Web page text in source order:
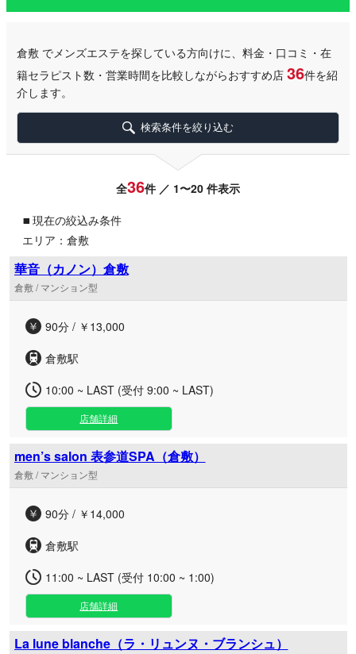
倉敷 でメンズエステを探している方向けに、料金・口コミ・在
籍セラピスト数・営業時間を比較しながらおすすめ店36件を紹
介します。
検索条件を絞り込む
全36件 ／ 1〜20 件表示
▪ 現在の絞込み条件
エリア：倉敷
華音（カノン）倉敷
倉敷 / マンション型
90分 / ￥13,000
倉敷駅
10:00 ~ LAST (受付 9:00 ~ LAST)
店舗詳細
men’s salon 表参道SPA（倉敷）
倉敷 / マンション型
90分 / ￥14,000
倉敷駅
11:00 ~ LAST (受付 10:00 ~ 1:00)
店舗詳細
La lune blanche（ラ・リュンヌ・ブランシュ）